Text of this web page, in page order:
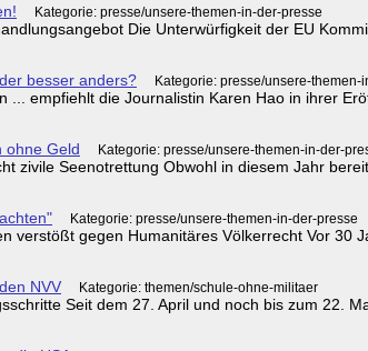
Kategorie: presse/unsere-themen-in-der-presse
Die Unterwürfigkeit der EU
besser anders? Kategorie: presse/unsere-themen-
... empfiehlt die Journalistin Karen Hao in ihrer
ohne Geld Kategorie: presse/unsere-themen-in-der-
zivile Seenotrettung Obwohl in diesem Jahr
Kategorie: presse/unsere-themen-in-der-presse
verstößt gegen Humanitäres Völkerrecht Vor 30
NVV Kategorie: themen/schule-ohne-militaer
Seit dem 27. April und noch bis zum 22.